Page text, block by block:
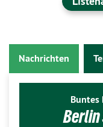
Nachrichten
Berlin